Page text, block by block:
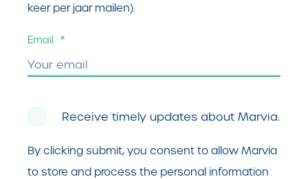
keer per jaar mailen).
Email *
Receive timely updates about Marvia.
By clicking submit, you consent to allow Marvia
to store and process the personal information